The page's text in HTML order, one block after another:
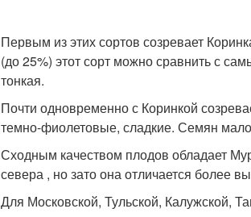
Первым из этих сортов созревает
(до 25%) этот сорт можно сравнить с
тонкая.
Почти одновременно с Коринкой
темно-фиолетовые, сладкие. Семян
Сходным качеством плодов обладает
севера , но зато она отличается более
Для Московской, Тульской, Калужской,